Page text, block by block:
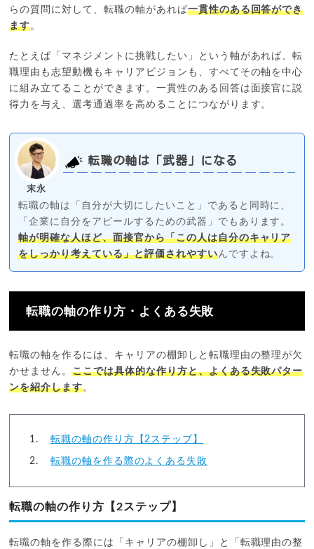
らの質問に対して、転職の軸があれば一貫性のある回答ができ
ます。
たとえば「マネジメントに挑戦したい」という軸があれば、転
職理由も志望動機もキャリアビジョンも、すべてその軸を中心
に組み立てることができます。一貫性のある回答は面接官に説
得力を与え、選考通過率を高めることにつながります。
末永
転職の軸は「武器」になる
転職の軸は「自分が大切にしたいこと」であると同時に、
「企業に自分をアピールするための武器」でもあります。
軸が明確な人ほど、面接官から「この人は自分のキャリア
をしっかり考えている」と評価されやすいんですよね。
転職の軸の作り方・よくある失敗
転職の軸を作るには、キャリアの棚卸しと転職理由の整理が欠
かせません。ここでは具体的な作り方と、よくある失敗パター
ンを紹介します。
転職の軸の作り方【2ステップ】
転職の軸を作る際のよくある失敗
転職の軸の作り方【2ステップ】
転職の軸を作る際には「キャリアの棚卸し」と「転職理由の整